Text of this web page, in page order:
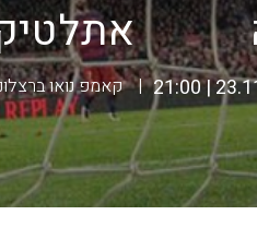
קאמפ נואו